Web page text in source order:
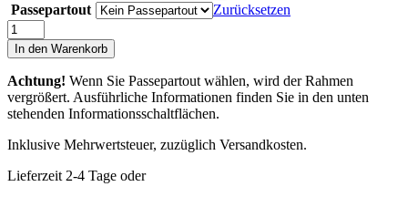
Passepartout
Zurücksetzen
Dogs
in
Cars
I
Menge
In den Warenkorb
Achtung! Wenn Sie Passepartout wählen, wird der Rahmen
vergrößert. Ausführliche Informationen finden Sie in den unten
stehenden Informationsschaltflächen.
Inklusive Mehrwertsteuer, zuzüglich Versandkosten.
Lieferzeit 2-4 Tage oder